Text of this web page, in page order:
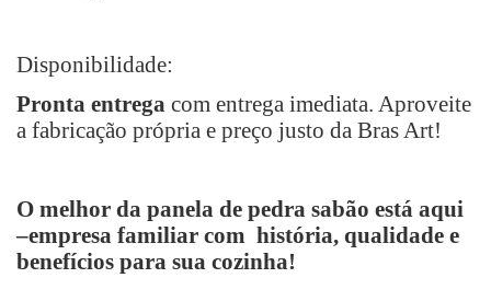
Disponibilidade:
Pronta entrega com entrega imediata. Aproveite
a fabricação própria e preço justo da Bras Art!
O melhor da panela de pedra sabão está aqui
–empresa familiar com história, qualidade e
benefícios para sua cozinha!